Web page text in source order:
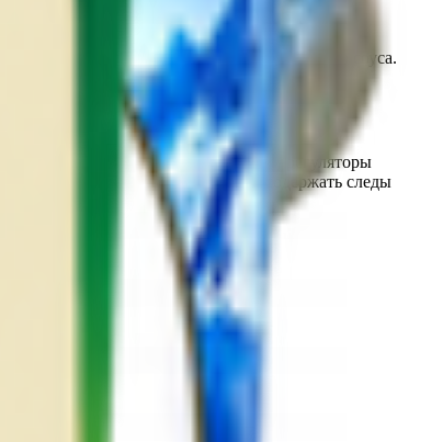
из мяса криля и сливочного соуса.
молоко, ароматизаторы, регуляторы
паприки. Продукт может содержать следы